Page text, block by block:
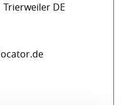
Trierweiler DE